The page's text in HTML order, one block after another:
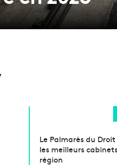
Le Palmarès du
les meilleurs
région